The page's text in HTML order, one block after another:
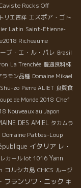
Rocks Off
リエ吉祥 エスポア・ゴト
Latin Saint-Etienne-
Richeaume
ブ・エ・ル・パレ Brasil
La Trenchée 豊通食料株
ラモン品種 Domaine Mikael
zo Pierre ALIET 良質食
de Monde 2018 Chef
Nouveaux au Japon
DES AMIEL タカムラ
Domaine Pattes-Loup
イタリア レ・
レカール lot 1016 Yann
コルシカ島 CHICS ルージ
フランソワ・ニック キ